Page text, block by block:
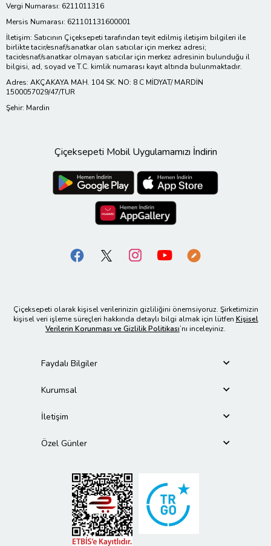
Vergi Numarası: 6211011316
Mersis Numarası: 621101131600001
İletişim: Satıcının Çiçeksepeti tarafından teyit edilmiş iletişim bilgileri ile
birlikte tacir/esnaf/sanatkar olan satıcılar için merkez adresi;
tacir/esnaf/sanatkar olmayan satıcılar için merkez adresinin bulunduğu il
bilgisi, ad, soyad ve T.C. kimlik numarası kayıt altında bulunmaktadır.
Adres: AKÇAKAYA MAH. 104 SK. NO: 8 C MİDYAT/ MARDİN
1500057029/47/TUR
Şehir: Mardin
Çiçeksepeti Mobil Uygulamamızı İndirin
Çiçeksepeti olarak kişisel verilerinizin gizliliğini önemsiyoruz. Şirketimizin
kişisel veri işleme süreçleri hakkında detaylı bilgi almak için lütfen Kişisel
Verilerin Korunması ve Gizlilik Politikası’nı inceleyiniz.
Faydalı Bilgiler
Kurumsal
İletişim
Özel Günler